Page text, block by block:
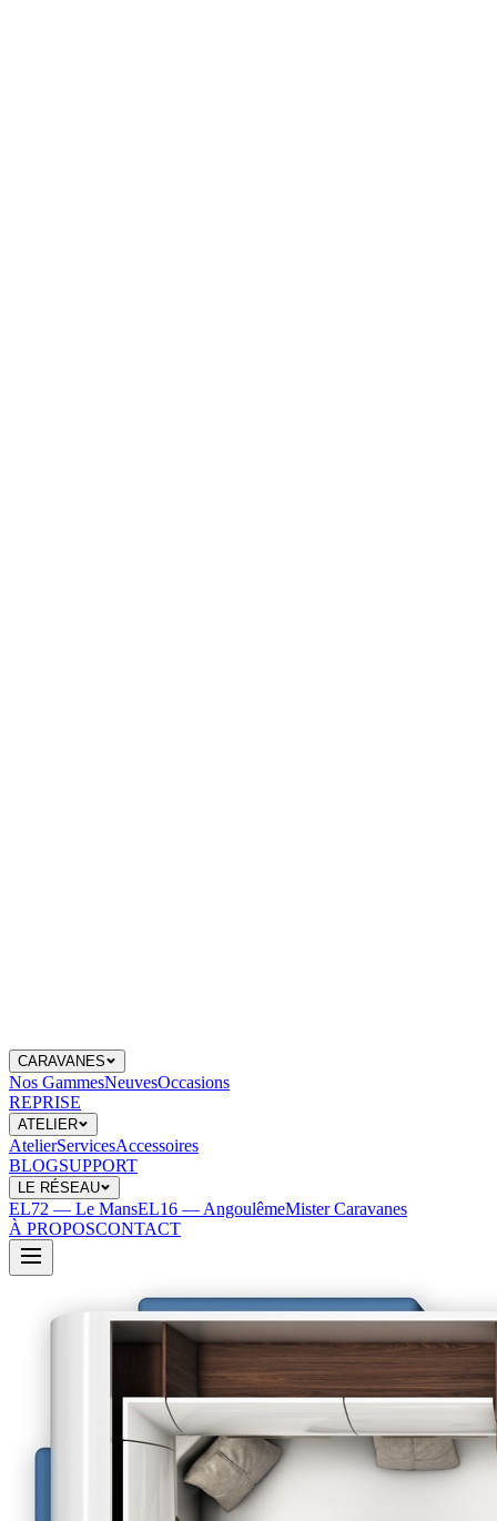
CARAVANES
Nos GammesNeuvesOccasions
REPRISE
ATELIER
AtelierServicesAccessoires
BLOGSUPPORT
LE RÉSEAU
EL72 — Le MansEL16 — AngoulêmeMister Caravanes
À PROPOSCONTACT